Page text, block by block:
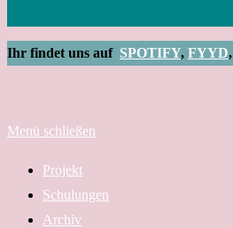
Ihr findet uns auf SPOTIFY, FYYD,
Menü schließen
Projekt
Schulungen
Archiv